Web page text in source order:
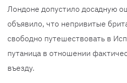
Лондоне допустило досадную
объявило, что непривитые
свободно путешествовать в
путаница в отношении
въезду.